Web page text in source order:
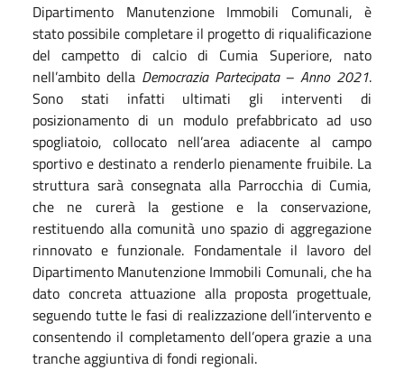
Dipartimento Manutenzione Immobili Comunali, è
stato possibile completare il progetto di riqualificazione
del campetto di calcio di Cumia Superiore, nato
nell’ambito della Democrazia Partecipata – Anno 2021.
Sono stati infatti ultimati gli interventi di
posizionamento di un modulo prefabbricato ad uso
spogliatoio, collocato nell’area adiacente al campo
sportivo e destinato a renderlo pienamente fruibile. La
struttura sarà consegnata alla Parrocchia di Cumia,
che ne curerà la gestione e la conservazione,
restituendo alla comunità uno spazio di aggregazione
rinnovato e funzionale. Fondamentale il lavoro del
Dipartimento Manutenzione Immobili Comunali, che ha
dato concreta attuazione alla proposta progettuale,
seguendo tutte le fasi di realizzazione dell’intervento e
consentendo il completamento dell’opera grazie a una
tranche aggiuntiva di fondi regionali.